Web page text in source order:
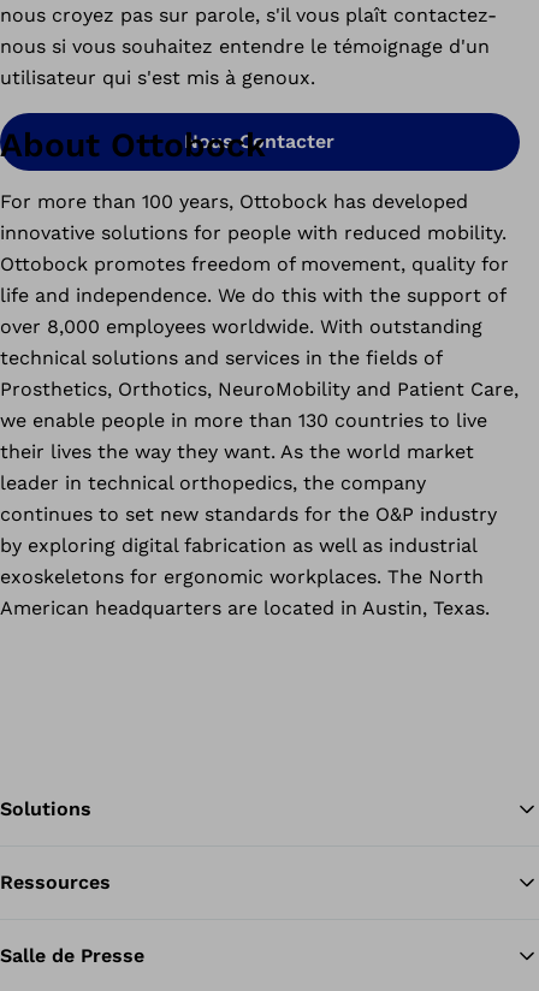
nous croyez pas sur parole, s'il vous plaît contactez-
nous si vous souhaitez entendre le témoignage d'un
utilisateur qui s'est mis à genoux.
Nous Contacter
About Ottobock
For more than 100 years, Ottobock has developed
innovative solutions for people with reduced mobility.
Ottobock promotes freedom of movement, quality for
life and independence. We do this with the support of
over 8,000 employees worldwide. With outstanding
technical solutions and services in the fields of
Prosthetics, Orthotics, NeuroMobility and Patient Care,
we enable people in more than 130 countries to live
their lives the way they want. As the world market
leader in technical orthopedics, the company
continues to set new standards for the O&P industry
by exploring digital fabrication as well as industrial
exoskeletons for ergonomic workplaces. The North
American headquarters are located in Austin, Texas.
Solutions
Ressources
Salle de Presse